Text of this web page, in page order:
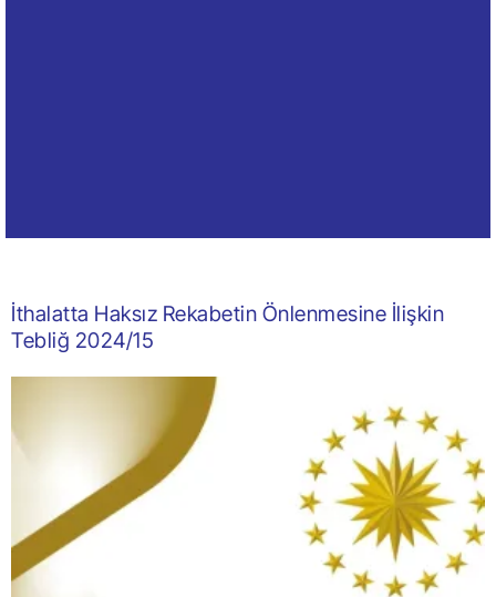
İthalatta Haksız Rekabetin Önlenmesine İlişkin
Tebliğ 2024/15